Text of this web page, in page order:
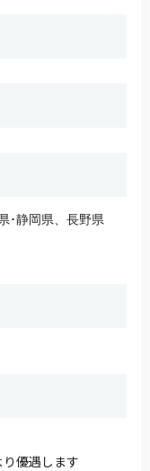
･静岡県、長野県
優遇します